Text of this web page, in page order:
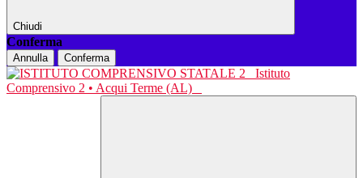
Chiudi
Conferma
Annulla Conferma
Istituto
Comprensivo 2 • Acqui Terme (AL)